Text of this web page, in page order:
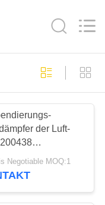
der Luft-
für die Luft-
Negotiable MOQ:1